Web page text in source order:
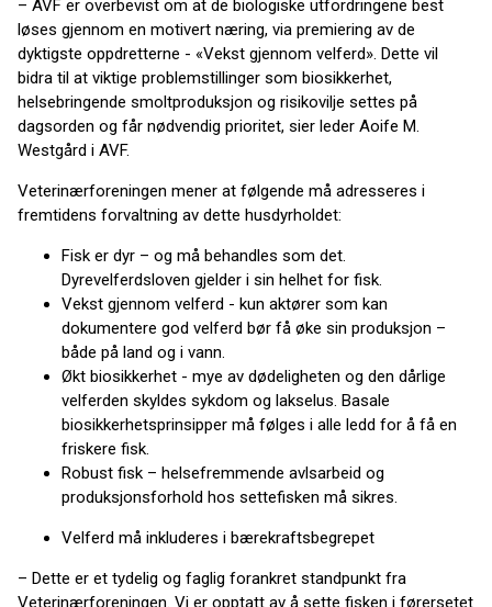
– AVF er overbevist om at de biologiske utfordringene best
løses gjennom en motivert næring, via premiering av de
dyktigste oppdretterne - «Vekst gjennom velferd». Dette vil
bidra til at viktige problemstillinger som biosikkerhet,
helsebringende smoltproduksjon og risikovilje settes på
dagsorden og får nødvendig prioritet, sier leder Aoife M.
Westgård i AVF.
Veterinærforeningen mener at følgende må adresseres i
fremtidens forvaltning av dette husdyrholdet:
Fisk er dyr – og må behandles som det.
Dyrevelferdsloven gjelder i sin helhet for fisk.
Vekst gjennom velferd - kun aktører som kan
dokumentere god velferd bør få øke sin produksjon –
både på land og i vann.
Økt biosikkerhet - mye av dødeligheten og den dårlige
velferden skyldes sykdom og lakselus. Basale
biosikkerhetsprinsipper må følges i alle ledd for å få en
friskere fisk.
Robust fisk – helsefremmende avlsarbeid og
produksjonsforhold hos settefisken må sikres.
Velferd må inkluderes i bærekraftsbegrepet
– Dette er et tydelig og faglig forankret standpunkt fra
Veterinærforeningen. Vi er opptatt av å sette fisken i førersetet